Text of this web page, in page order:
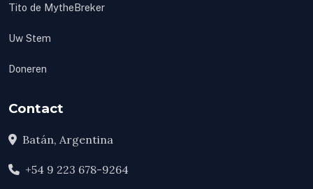
Tito de MytheBreker
Uw Stem
Doneren
Contact
Batán, Argentina
+54 9 223 678-9264